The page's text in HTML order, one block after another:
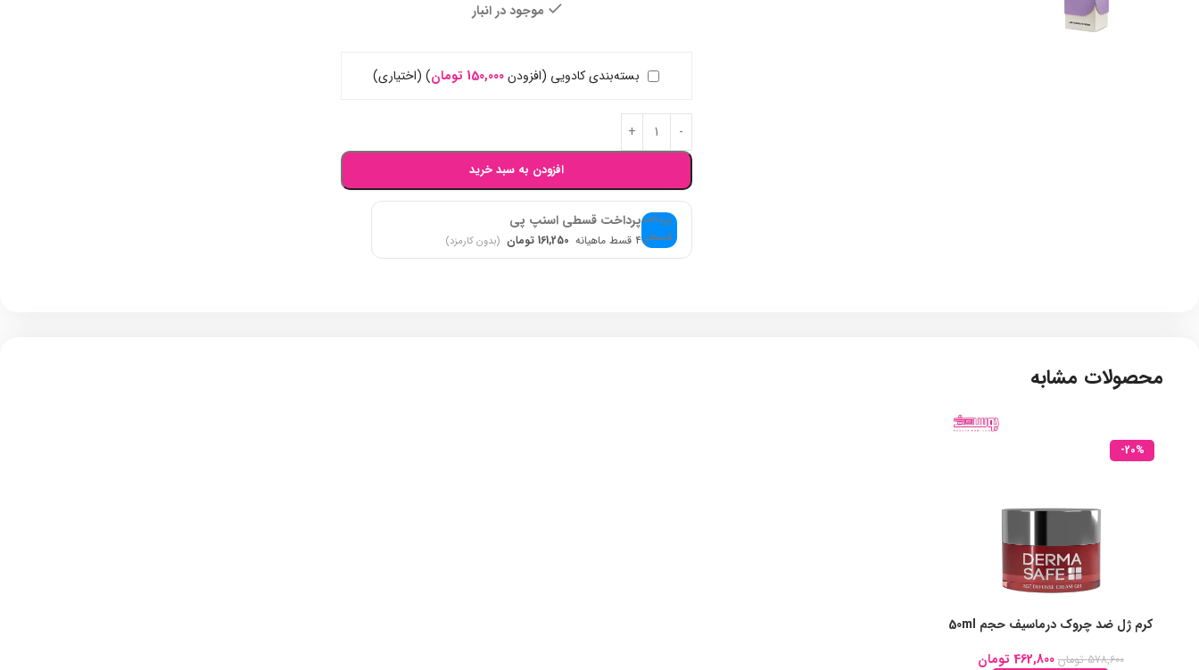
موجود در انبار
بسته‌بندی کادویی (افزودن150,000 تومان) (اختیاری)
افزودن به سبد خرید
پرداخت قسطی اسنپ پی
۴ قسط ماهیانه 161,250 تومان (بدون کارمزد)
محصولات مشابه
-20%
کرم ژل ضد چروک درماسیف حجم 50ml
578,600 تومان 462,800 تومان